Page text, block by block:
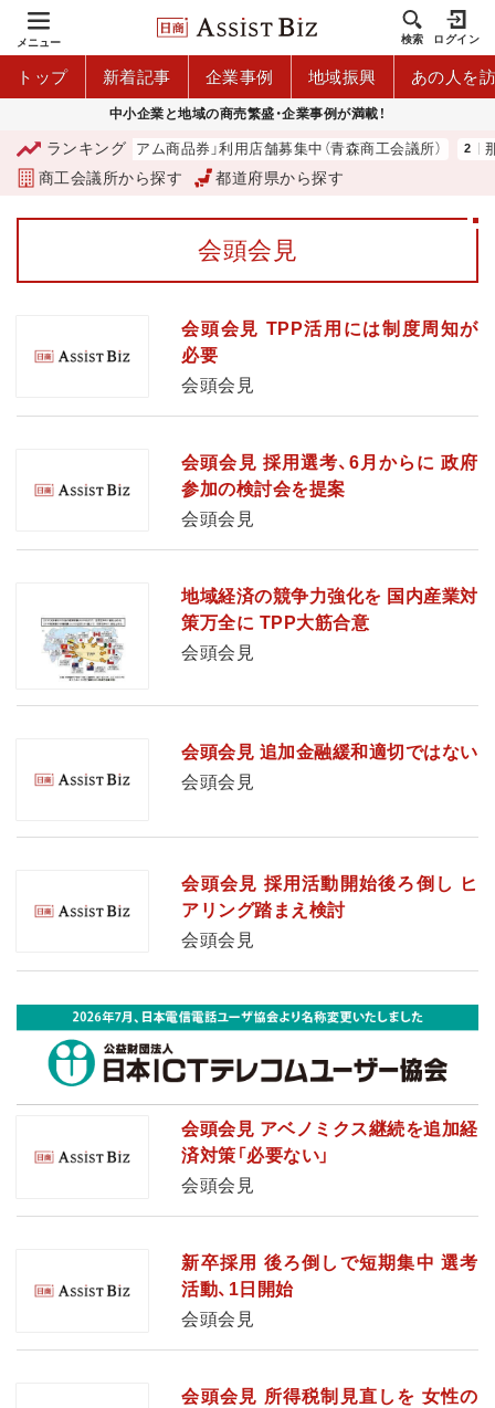
メニュー 検索 ログイン
トップ 新着記事 企業事例 地域振興 あの人を
中小企業と地域の商売繁盛・企業事例が満載！
ランキング
「青森市プレミアム商品券」利用店舗募集中（青森商工会議所） 那
商工会議所から探す 都道府県から探す
会頭会見
会頭会見 TPP活用には制度周知が
必要
会頭会見
会頭会見 採用選考、6月からに 政府
参加の検討会を提案
会頭会見
地域経済の競争力強化を 国内産業対
策万全に TPP大筋合意
会頭会見
会頭会見 追加金融緩和適切ではない
会頭会見
会頭会見 採用活動開始後ろ倒し ヒ
アリング踏まえ検討
会頭会見
会頭会見 アベノミクス継続を追加経
済対策「必要ない」
会頭会見
新卒採用 後ろ倒しで短期集中 選考
活動、1日開始
会頭会見
会頭会見 所得税制見直しを 女性の